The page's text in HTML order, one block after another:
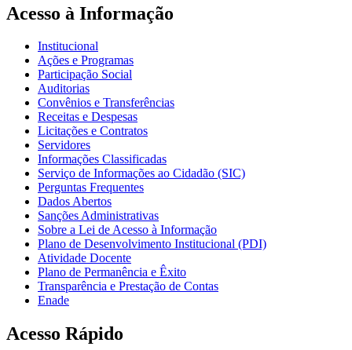
Acesso à Informação
Institucional
Ações e Programas
Participação Social
Auditorias
Convênios e Transferências
Receitas e Despesas
Licitações e Contratos
Servidores
Informações Classificadas
Serviço de Informações ao Cidadão (SIC)
Perguntas Frequentes
Dados Abertos
Sanções Administrativas
Sobre a Lei de Acesso à Informação
Plano de Desenvolvimento Institucional (PDI)
Atividade Docente
Plano de Permanência e Êxito
Transparência e Prestação de Contas
Enade
Acesso Rápido